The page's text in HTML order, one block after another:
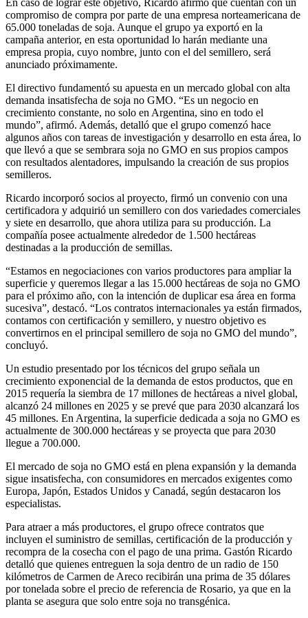
En caso de lograr este objetivo, Ricardo afirmó que cuentan con un
compromiso de compra por parte de una empresa norteamericana de
65.000 toneladas de soja. Aunque el grupo ya exportó en la
campaña anterior, en esta oportunidad lo harán mediante una
empresa propia, cuyo nombre, junto con el del semillero, será
anunciado próximamente.
El directivo fundamentó su apuesta en un mercado global con alta
demanda insatisfecha de soja no GMO. “Es un negocio en
crecimiento constante, no solo en Argentina, sino en todo el
mundo”, afirmó. Además, detalló que el grupo comenzó hace
algunos años con tareas de investigación y desarrollo en esta área, lo
que llevó a que se sembrara soja no GMO en sus propios campos
con resultados alentadores, impulsando la creación de sus propios
semilleros.
Ricardo incorporó socios al proyecto, firmó un convenio con una
certificadora y adquirió un semillero con dos variedades comerciales
y siete en desarrollo, que ahora utiliza para su producción. La
compañía posee actualmente alrededor de 1.500 hectáreas
destinadas a la producción de semillas.
“Estamos en negociaciones con varios productores para ampliar la
superficie y queremos llegar a las 15.000 hectáreas de soja no GMO
para el próximo año, con la intención de duplicar esa área en forma
sucesiva”, destacó. “Los contratos internacionales ya están firmados,
contamos con certificación y semillero, y nuestro objetivo es
convertirnos en el principal semillero de soja no GMO del mundo”,
concluyó.
Un estudio presentado por los técnicos del grupo señala un
crecimiento exponencial de la demanda de estos productos, que en
2015 requería la siembra de 17 millones de hectáreas a nivel global,
alcanzó 24 millones en 2025 y se prevé que para 2030 alcanzará los
45 millones. En Argentina, la superficie dedicada a soja no GMO es
actualmente de 300.000 hectáreas y se proyecta que para 2030
llegue a 700.000.
El mercado de soja no GMO está en plena expansión y la demanda
sigue insatisfecha, con consumidores en mercados exigentes como
Europa, Japón, Estados Unidos y Canadá, según destacaron los
especialistas.
Para atraer a más productores, el grupo ofrece contratos que
incluyen el suministro de semillas, certificación de la producción y
recompra de la cosecha con el pago de una prima. Gastón Ricardo
detalló que quienes entreguen la soja dentro de un radio de 150
kilómetros de Carmen de Areco recibirán una prima de 35 dólares
por tonelada sobre el precio de referencia de Rosario, ya que en la
planta se asegura que solo entre soja no transgénica.